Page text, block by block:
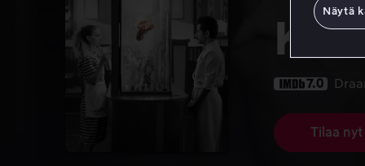
7.0
Tilaa nyt
Näytä